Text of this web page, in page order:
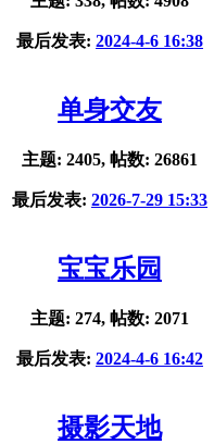
最后发表: 2024-4-6 16:38
单身交友
主题: 2405, 帖数: 26861
最后发表: 2026-7-29 15:33
宝宝乐园
主题: 274, 帖数: 2071
最后发表: 2024-4-6 16:42
摄影天地